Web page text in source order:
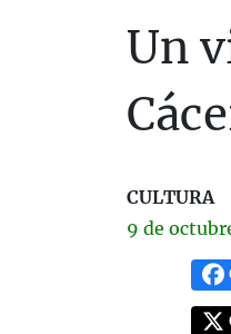
Un
CULTURA
9 de